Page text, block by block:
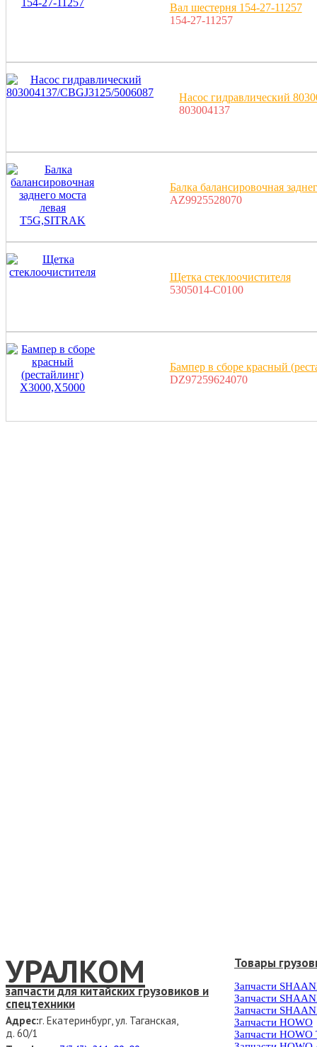
Вал шестерня 154-27-11257
154-27-11257
Насос гидравлический
803004137
Балка балансировочная
AZ9925528070
Щетка стеклоочистителя
5305014-C0100
Бампер в сборе красный
DZ97259624070
УРАЛКОМ
запчасти для китайских грузовиков и
спецтехники
Адрес:г. Екатеринбург, ул. Таганская,
д. 60/1
Товары
Запчасти
Запчасти
Запчасти
Запчасти HOWO
Запчасти HOWO